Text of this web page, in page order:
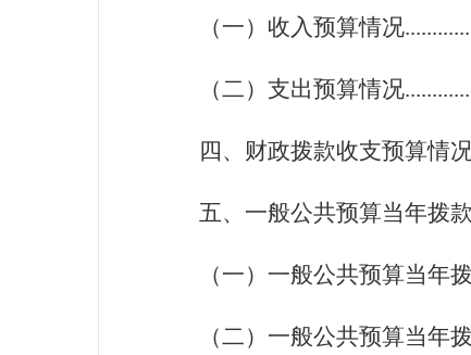
（一）收入预算情况
（二）支出预算情况
四、财政拨款收支预算情况
五、一般公共预算当年拨
（一）一般公共预算当年
（二）一般公共预算当年